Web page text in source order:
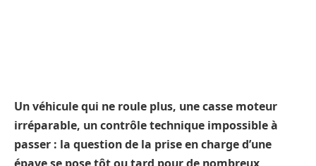
Un véhicule qui ne roule plus, une casse moteur
irréparable, un contrôle technique impossible à
passer : la question de la prise en charge d’une
épave se pose tôt ou tard pour de nombreux